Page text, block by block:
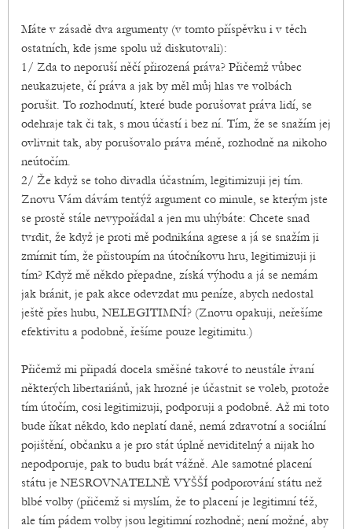
Máte v zásadě dva argumenty (v tomto příspěvku i v těch
ostatních, kde jsme spolu už diskutovali):
1/ Zda to neporuší něčí přirozená práva? Přičemž vůbec
neukazujete, čí práva a jak by měl můj hlas ve volbách
porušit. To rozhodnutí, které bude porušovat práva lidí, se
odehraje tak či tak, s mou účastí i bez ní. Tím, že se snažím jej
ovlivnit tak, aby porušovalo práva méně, rozhodně na nikoho
neútočím.
2/ Že když se toho divadla účastním, legitimizuji jej tím.
Znovu Vám dávám tentýž argument co minule, se kterým jste
se prostě stále nevypořádal a jen mu uhýbáte: Chcete snad
tvrdit, že když je proti mě podnikána agrese a já se snažím ji
zmírnit tím, že přistoupím na útočníkovu hru, legitimizuji ji
tím? Když mě někdo přepadne, získá výhodu a já se nemám
jak bránit, je pak akce odevzdat mu peníze, abych nedostal
ještě přes hubu, NELEGITIMNÍ? (Znovu opakuji, neřešíme
efektivitu a podobně, řešíme pouze legitimitu.)
Přičemž mi připadá docela směšné takové to neustále řvaní
některých libertariánů, jak hrozné je účastnit se voleb, protože
tím útočím, cosi legitimizuji, podporuji a podobně. Až mi toto
bude říkat někdo, kdo neplatí daně, nemá zdravotní a sociální
pojištění, občanku a je pro stát úplně neviditelný a nijak ho
nepodporuje, pak to budu brát vážně. Ale samotné placení
státu je NESROVNATELNĚ VYŠŠÍ podporování státu než
blbé volby (přičemž si myslím, že to placení je legitimní též,
ale tím pádem volby jsou legitimní rozhodně; není možné, aby